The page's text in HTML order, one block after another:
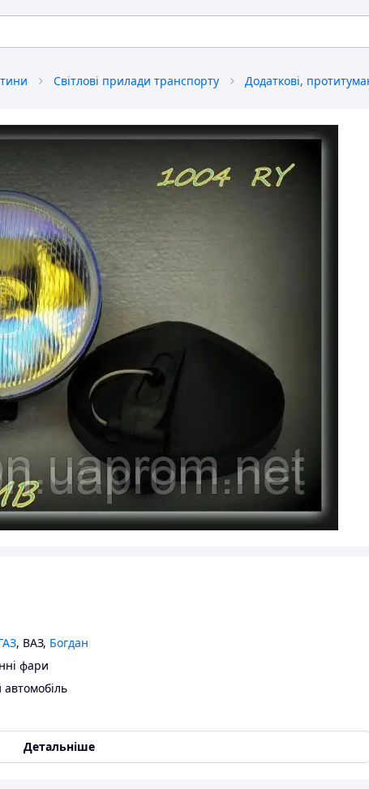
Світлові прилади транспорту Додаткові,
, ВАЗ, Богдан
фари
Детальніше